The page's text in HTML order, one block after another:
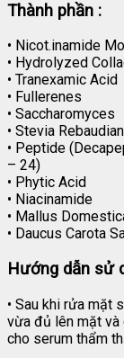
Thành phần :
• Nicot.inamide
• Hydrolyzed
• Tranexamic Acid
• Fullerenes
• Saccharomyces
• Stevia
• Peptide
– 24)
• Phytic Acid
• Niacinamide
• Mallus
• Daucus Carota
Hướng dẫn sử
• Sau khi rửa mặt
vừa đủ lên mặt và
cho serum thẩm